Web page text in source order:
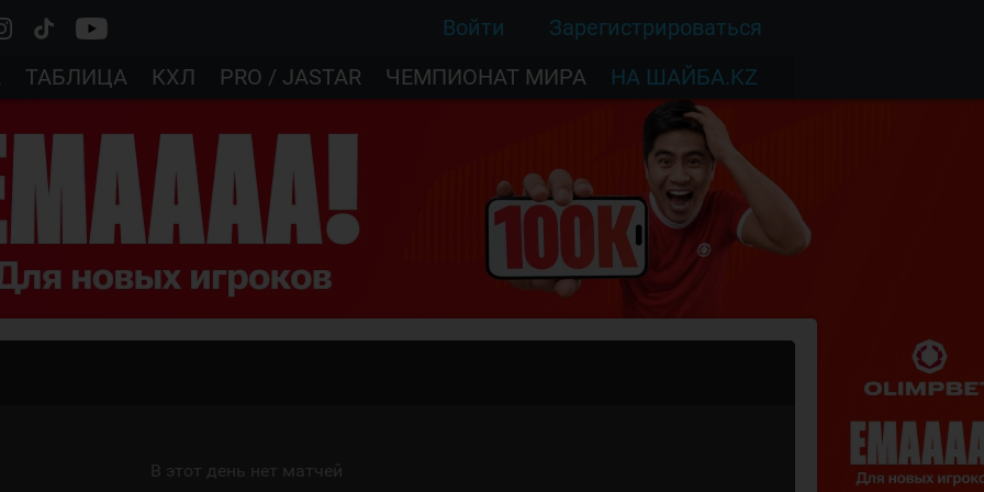
Войти
Зарегистрироваться
ТАБЛИЦА КХЛ PRO / JASTAR ЧЕМПИОНАТ МИРА НА ШАЙБА.KZ
В этот день нет матчей